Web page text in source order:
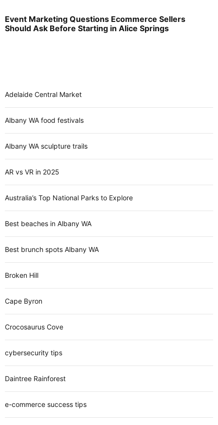
Event Marketing Questions Ecommerce Sellers
Should Ask Before Starting in Alice Springs
Adelaide Central Market
Albany WA food festivals
Albany WA sculpture trails
AR vs VR in 2025
Australia’s Top National Parks to Explore
Best beaches in Albany WA
Best brunch spots Albany WA
Broken Hill
Cape Byron
Crocosaurus Cove
cybersecurity tips
Daintree Rainforest
e-commerce success tips